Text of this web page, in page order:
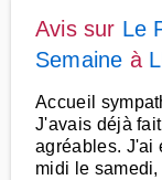
Avis sur Le
Semaine à
Accueil
J'avais déjà
agréables. J'ai
midi le